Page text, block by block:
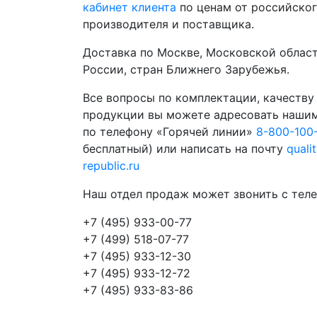
кабинет клиента по ценам от
производителя и поставщика.
Доставка по Москве, Московской
России, стран Ближнего Зарубежья.
Все вопросы по комплектации,
продукции вы можете адресовать
по телефону «Горячей линии» 8-800-
бесплатный) или написать на почту
republic.ru
Наш отдел продаж может звонить с
+7 (495) 933-00-77
+7 (499) 518-07-77
+7 (495) 933-12-30
+7 (495) 933-12-72
+7 (495) 933-83-86